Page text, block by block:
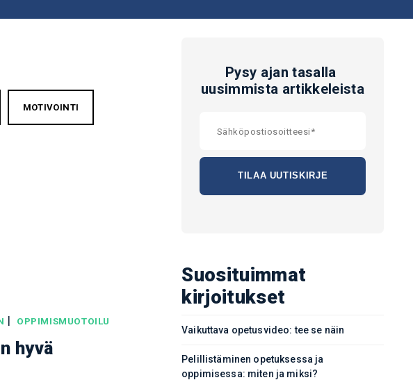
MOTIVOINTI
| OPPIMISMUOTOILU
hyvä
Pysy ajan tasalla
uusimmista artikkeleista
Suosituimmat
kirjoitukset
Vaikuttava opetusvideo: tee se näin
Pelillistäminen opetuksessa ja
oppimisessa: miten ja miksi?